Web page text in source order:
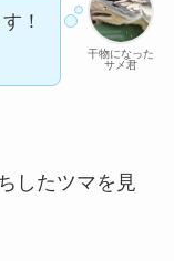
干物になった
サメ君
！
したツマを見